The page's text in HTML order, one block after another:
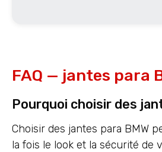
FAQ — jantes para
Pourquoi choisir des
Choisir des jantes para BMW
la fois le look et la sécurité de